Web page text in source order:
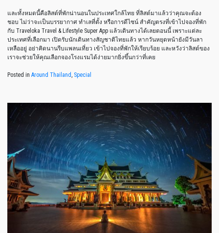
และทั้งหมดนี้คือลิสต์ที่พักน่านอนในประเทศใกล้ไทย ที่ลิสต์มาแล้วว่าคุณจะต้อง
ชอบ ไม่ว่าจะเป็นบรรยากาศ ทำเลที่ตั้ง หรือการดีไซน์ สำคัญตรงที่เข้าไปจองที่พัก
กับ Traveloka Travel & Lifestyle Super App แล้วเดินทางได้เลยตอนนี้ เพราะแต่ละ
ประเทศที่เลือกมา เปิดรับนักเดินทางสัญชาติไทยแล้ว หากวันหยุดหน้ายังมีวันลา
เหลืออยู่ อย่าคิดนานรีบแพลนเที่ยว เข้าไปจองที่พักให้เรียบร้อย และหวังว่าลิสต์ของ
เราจะช่วยให้คุณเลือกจองโรงแรมได้ง่ายมากยิ่งขึ้นกว่าที่เคย
Posted in Around Thailand, Special